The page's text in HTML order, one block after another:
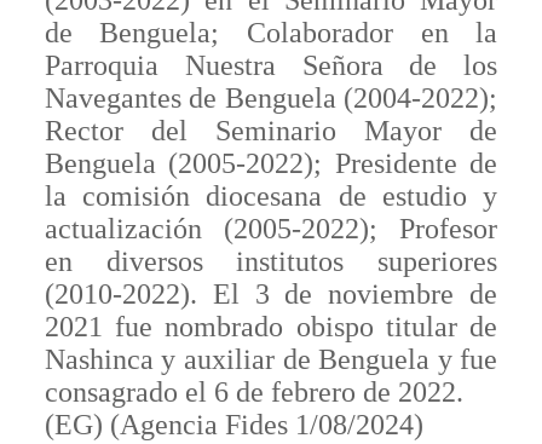
de Benguela; Colaborador en la
Parroquia Nuestra Señora de los
Navegantes de Benguela (2004-2022);
Rector del Seminario Mayor de
Benguela (2005-2022); Presidente de
la comisión diocesana de estudio y
actualización (2005-2022); Profesor
en diversos institutos superiores
(2010-2022). El 3 de noviembre de
2021 fue nombrado obispo titular de
Nashinca y auxiliar de Benguela y fue
consagrado el 6 de febrero de 2022.
(EG) (Agencia Fides 1/08/2024)